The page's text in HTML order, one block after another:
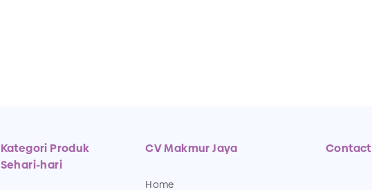
Kategori Produk
Sehari-hari
CV Makmur Jaya
Home
Contact